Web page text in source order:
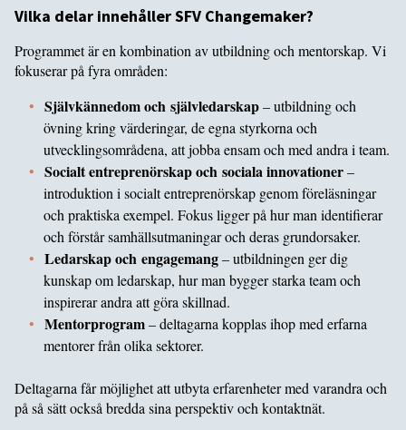
Vilka delar innehåller SFV Changemaker?
Programmet är en kombination av utbildning och mentorskap. Vi
fokuserar på fyra områden:
Självkännedom och självledarskap– utbildning och
övning kring värderingar, de egna styrkorna och
utvecklingsområdena, att jobba ensam och med andra i team.
Socialt entreprenörskap och sociala innovationer–
introduktion i socialt entreprenörskap genom föreläsningar
och praktiska exempel. Fokus ligger på hur man identifierar
och förstår samhällsutmaningar och deras grundorsaker.
Ledarskap och engagemang– utbildningen ger dig
kunskap om ledarskap, hur man bygger starka team och
inspirerar andra att göra skillnad.
Mentorprogram– deltagarna kopplas ihop med erfarna
mentorer från olika sektorer.
Deltagarna får möjlighet att utbyta erfarenheter med varandra och
på så sätt också bredda sina perspektiv och kontaktnät.